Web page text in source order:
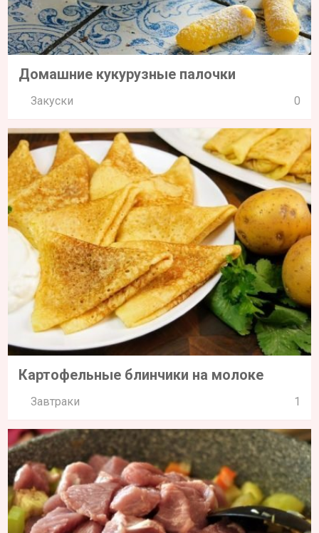
Домашние кукурузные палочки
Закуски 0
Картофельные блинчики на молоке
Завтраки 1